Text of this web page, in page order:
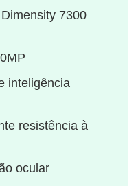
7300
inteligência
resistência à
ocular